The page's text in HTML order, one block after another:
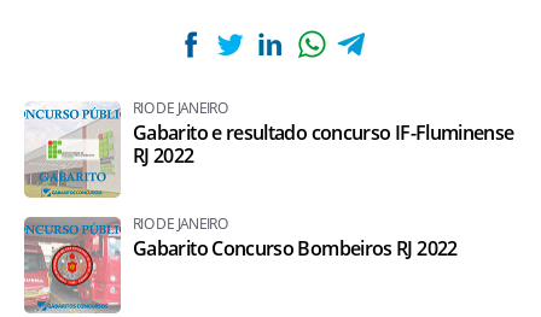
RIO DE JANEIRO
Gabarito e resultado concurso IF-Fluminense
RJ 2022
RIO DE JANEIRO
Gabarito Concurso Bombeiros RJ 2022